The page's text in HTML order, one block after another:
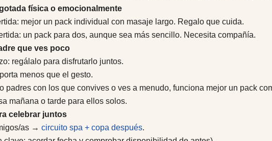
física o emocionalmente
mejor un pack individual con masaje largo. Regalo que cuida.
un pack para dos, aunque sea más sencillo. Necesita compañía.
que ves poco
regálalo para disfrutarlo juntos.
menos que el gesto.
padres con los que convives o ves a menudo, funciona mejor un pack
mañana o tarde para ellos solos.
celebrar juntos
as →circuito spa + copa después.